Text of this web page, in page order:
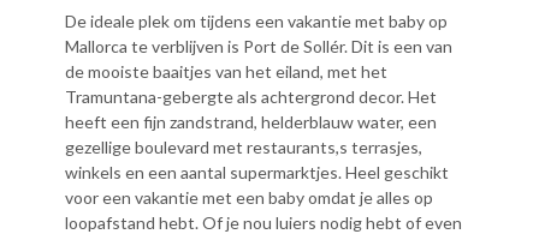
De ideale plek om tijdens een vakantie met baby op
Mallorca te verblijven is Port de Sollér. Dit is een van
de mooiste baaitjes van het eiland, met het
Tramuntana-gebergte als achtergrond decor. Het
heeft een fijn zandstrand, helderblauw water, een
gezellige boulevard met restaurants,s terrasjes,
winkels en een aantal supermarktjes. Heel geschikt
voor een vakantie met een baby omdat je alles op
loopafstand hebt. Of je nou luiers nodig hebt of even